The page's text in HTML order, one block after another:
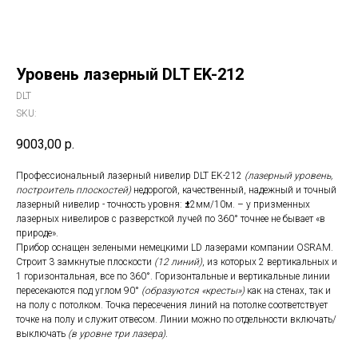
Уровень лазерный DLT EK-212
DLT
SKU:
9003,00 р.
Профессиональный лазерный нивелир DLT EK-212 (лазерный уровень,
построитель плоскостей)недорогой, качественный, надежный и точный
лазерный нивелир - точность уровня: ±2мм/10м. – у призменных
лазерных нивелиров с разверсткой лучей по 360° точнее не бывает «в
природе».
Прибор оснащен зелеными немецкими LD лазерами компании OSRAM.
Строит 3 замкнутые плоскости (12 линий), из которых 2 вертикальных и
1 горизонтальная, все по 360°. Горизонтальные и вертикальные линии
пересекаются под углом 90° (образуются «кресты»)как на стенах, так и
на полу с потолком. Точка пересечения линий на потолке соответствует
точке на полу и служит отвесом. Линии можно по отдельности включать/
выключать (в уровне три лазера).